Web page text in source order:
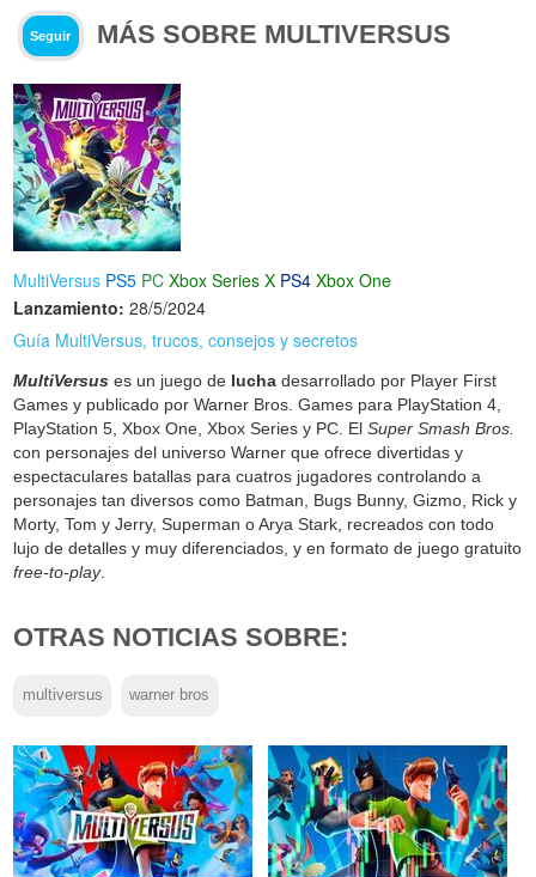
Seguir MÁS SOBRE MULTIVERSUS
MultiVersus PS5 PC Xbox Series X PS4 Xbox One
Lanzamiento: 28/5/2024
Guía MultiVersus, trucos, consejos y secretos
MultiVersus es un juego de lucha desarrollado por Player First
Games y publicado por Warner Bros. Games para PlayStation 4,
PlayStation 5, Xbox One, Xbox Series y PC. ElSuper Smash Bros.
con personajes del universo Warner que ofrece divertidas y
espectaculares batallas para cuatros jugadores controlando a
personajes tan diversos como Batman, Bugs Bunny, Gizmo, Rick y
Morty, Tom y Jerry, Superman o Arya Stark, recreados con todo
lujo de detalles y muy diferenciados, y en formato de juego gratuito
free-to-play.
OTRAS NOTICIAS SOBRE:
multiversus warner bros